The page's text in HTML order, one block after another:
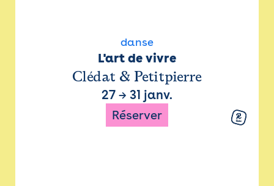
danse
L'art de vivre
Clédat & Petitpierre
27 → 31 janv.
Réserver